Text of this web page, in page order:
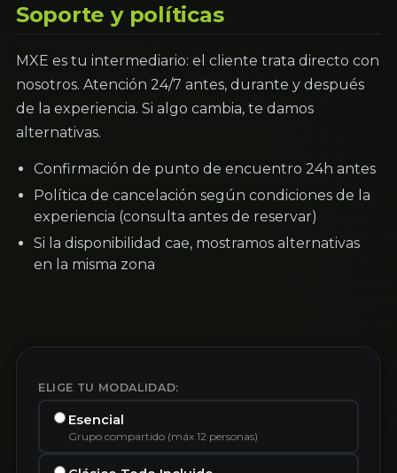
Soporte y políticas
MXE es tu intermediario: el cliente trata directo con
nosotros. Atención 24/7 antes, durante y después
de la experiencia. Si algo cambia, te damos
alternativas.
Confirmación de punto de encuentro 24h antes
Política de cancelación según condiciones de la
experiencia (consulta antes de reservar)
Si la disponibilidad cae, mostramos alternativas
en la misma zona
ELIGE TU MODALIDAD:
Esencial
Grupo compartido (máx 12 personas)